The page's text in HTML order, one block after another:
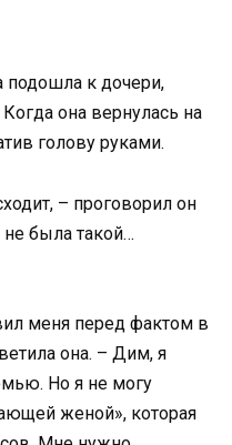
подошла к дочери,
она вернулась на
голову руками.
– проговорил он
была такой…
меня перед фактом в
она. – Дим, я
Но я не могу
женой», которая